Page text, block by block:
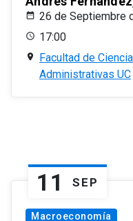
26 de Septiembre
17:00
Facultad de
Administrativas UC
11 SEP
Macroeconomía